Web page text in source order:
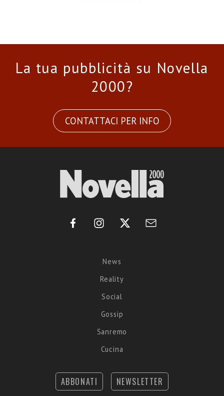
La tua pubblicità su Novella
2000?
CONTATTACI PER INFO
News
Reality
Social
Gossip
Sanremo
Cucina
ABBONATI NEWSLETTER